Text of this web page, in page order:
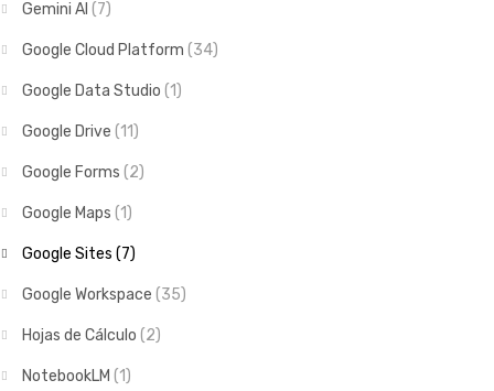
Gemini AI (7)
Google Cloud Platform (34)
Google Data Studio (1)
Google Drive (11)
Google Forms (2)
Google Maps (1)
Google Sites (7)
Google Workspace (35)
Hojas de Cálculo (2)
NotebookLM (1)